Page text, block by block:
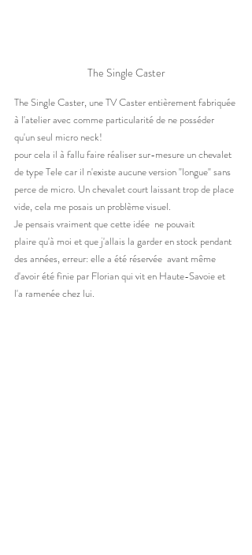
The Single Caster
The Single Caster, une TV Caster entièrement fabriquée
à l'atelier avec comme particularité de ne posséder
qu'un seul micro neck!
pour cela il à fallu faire réaliser sur-mesure un chevalet
de type Tele car il n'existe aucune version "longue" sans
perce de micro. Un chevalet court laissant trop de place
vide, cela me posais un problème visuel.
Je pensais vraiment que cette idée  ne pouvait
plaire qu'à moi et que j'allais la garder en stock pendant
des années, erreur: elle a été réservée  avant même
d'avoir été finie par Florian qui vit en Haute-Savoie et
l'a ramenée chez lui.